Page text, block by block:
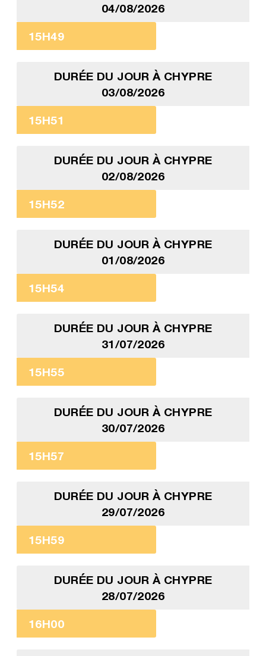
04/08/2026
15H49
DURÉE DU JOUR À CHYPRE
03/08/2026
15H51
DURÉE DU JOUR À CHYPRE
02/08/2026
15H52
DURÉE DU JOUR À CHYPRE
01/08/2026
15H54
DURÉE DU JOUR À CHYPRE
31/07/2026
15H55
DURÉE DU JOUR À CHYPRE
30/07/2026
15H57
DURÉE DU JOUR À CHYPRE
29/07/2026
15H59
DURÉE DU JOUR À CHYPRE
28/07/2026
16H00